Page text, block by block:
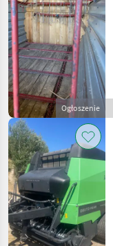
Ogłoszenie